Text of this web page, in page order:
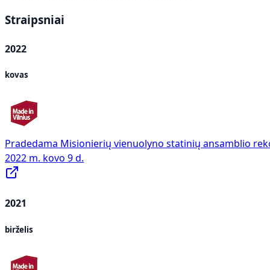
Straipsniai
2022
kovas
Pradedama Misionierių vienuolyno statinių ansamblio
2022 m. kovo 9 d.
2021
birželis